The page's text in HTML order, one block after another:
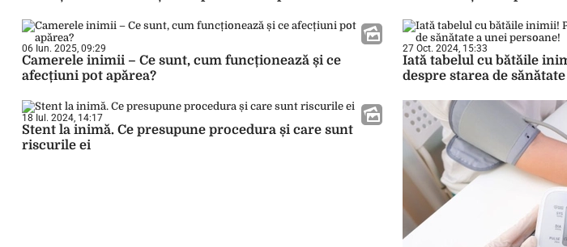
06 Iun. 2025, 09:29
Camerele inimii – Ce sunt, cum funcționează și ce
afecțiuni pot apărea?
27 Oct. 2024, 15:33
Iată tabelul cu bătăile
despre starea de
18 Iul. 2024, 14:17
Stent la inimă. Ce presupune procedura și care sunt
riscurile ei